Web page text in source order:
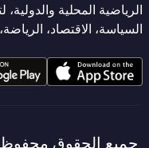
الرياضية المحلية
السياسة، الاقتصاد،
جميع الحقوق محفوظة